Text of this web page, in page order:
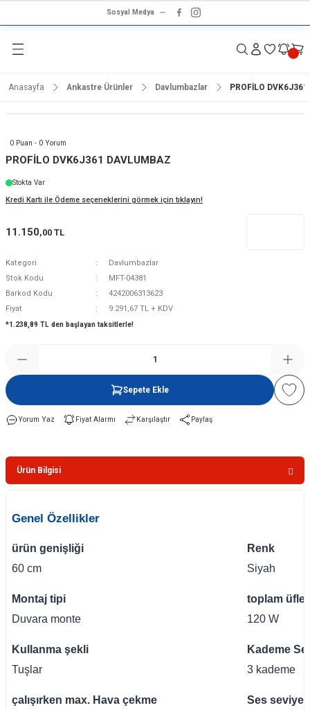
Sosyal Medya
Geri Dön
Geri Dön
Geri Dön
Ürünleri
Geri Dön
& Ses Sistemleri
Geri Dön
Geri Dön
Geri Dön
Anasayfa Ankastre Ürünler Davlumbazlar PROFİLO
0 Puan - 0 Yorum
PROFİLO DVK6J361 DAVLUMBAZ
Stokta Var
Kredi Kartı ile Ödeme seçeneklerini görmek için tıklayın!
11.150,00 TL
Kategori
Davlumbazlar
Stok Kodu
MFT-04381
Barkod Kodu
4242006313623
Fiyat
9.291,67 TL + KDV
*1.238,89 TL den başlayan taksitlerle!
Sepete Ekle
Yorum Yaz Fiyat Alarmı Karşılaştır Paylaş
Ürün Bilgisi
Genel Özellikler
ürün genişliği
60 cm
Renk
Siyah
Montaj tipi
Duvara monte
toplam
120 W
Kullanma şekli
Tuşlar
Kademe
3 kademe
çalışırken max. Hava çekme
Ses